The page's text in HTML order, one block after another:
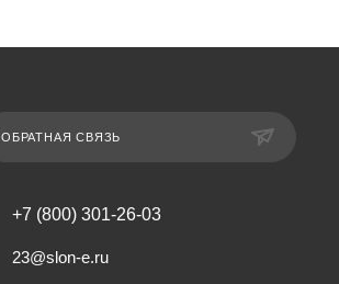
ОБРАТНАЯ СВЯЗЬ
+7 (800) 301-26-03
23@slon-e.ru